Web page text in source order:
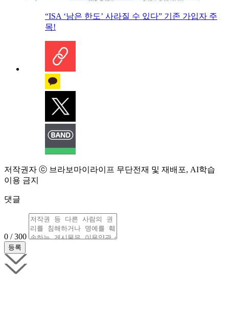
“ISA ‘남은 한도’ 사라질 수 있다” 기존 가입자 주
목!
저작권자 ⓒ 브라보마이라이프 무단전재 및 재배포, AI학습
이용 금지
댓글
0 / 300